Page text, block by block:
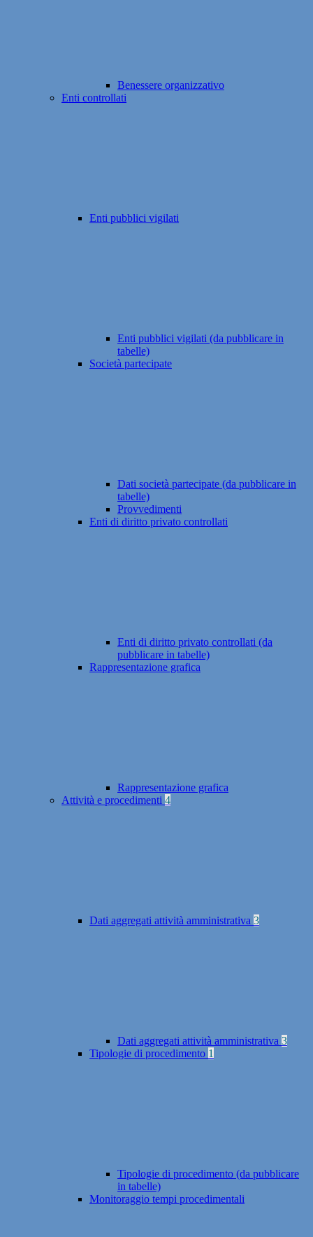
Benessere organizzativo
Enti controllati
Enti pubblici vigilati
Enti pubblici vigilati (da pubblicare in
tabelle)
Società partecipate
Dati società partecipate (da pubblicare in
tabelle)
Provvedimenti
Enti di diritto privato controllati
Enti di diritto privato controllati (da
pubblicare in tabelle)
Rappresentazione grafica
Rappresentazione grafica
Attività e procedimenti 4
Dati aggregati attività amministrativa 3
Dati aggregati attività amministrativa 3
Tipologie di procedimento 1
Tipologie di procedimento (da pubblicare
in tabelle)
Monitoraggio tempi procedimentali